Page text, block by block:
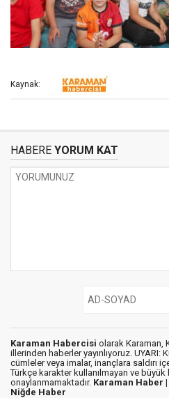
Kaynak:
HABERE YORUM KAT
Karaman Habercisi olarak Karaman,
illerinden haberler yayınlıyoruz. UYARI:
cümleler veya imalar, inançlara saldırı
Türkçe karakter kullanılmayan ve büyük
onaylanmamaktadır. Karaman Haber |
Niğde Haber